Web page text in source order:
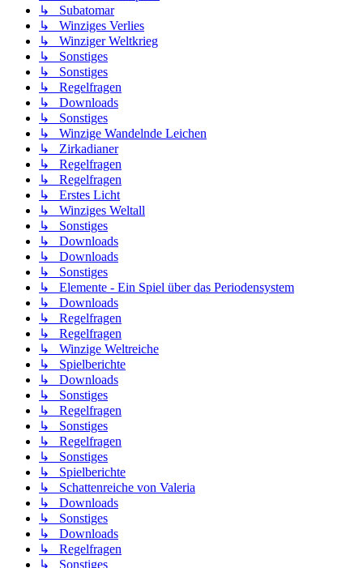
↳ Subatomar
↳ Winziges Verlies
↳ Winziger Weltkrieg
↳ Sonstiges
↳ Sonstiges
↳ Regelfragen
↳ Downloads
↳ Sonstiges
↳ Winzige Wandelnde Leichen
↳ Zirkadianer
↳ Regelfragen
↳ Regelfragen
↳ Erstes Licht
↳ Winziges Weltall
↳ Sonstiges
↳ Downloads
↳ Downloads
↳ Sonstiges
↳ Elemente - Ein Spiel über das Periodensystem
↳ Downloads
↳ Regelfragen
↳ Regelfragen
↳ Winzige Weltreiche
↳ Spielberichte
↳ Downloads
↳ Sonstiges
↳ Regelfragen
↳ Sonstiges
↳ Regelfragen
↳ Sonstiges
↳ Spielberichte
↳ Schattenreiche von Valeria
↳ Downloads
↳ Sonstiges
↳ Downloads
↳ Regelfragen
↳ Sonstiges